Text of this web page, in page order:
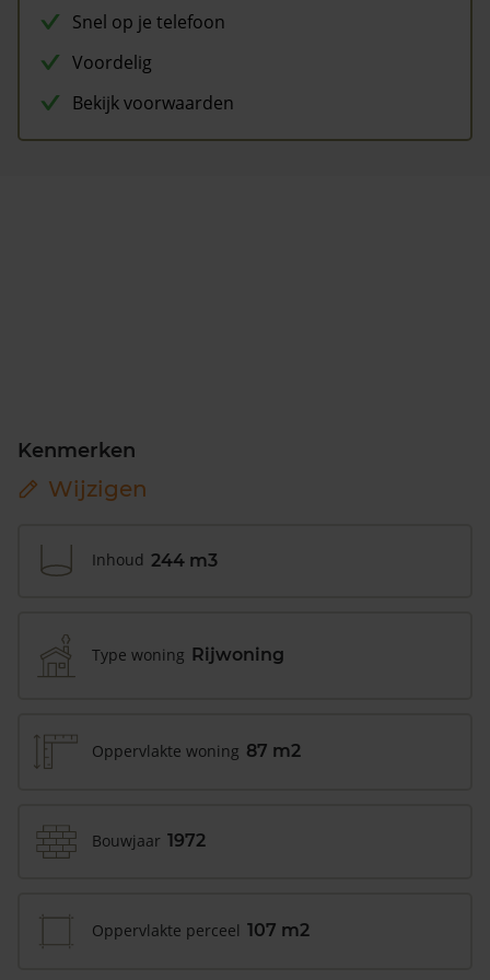
Snel op je telefoon
Voordelig
Bekijk voorwaarden
Kenmerken
Wijzigen
Inhoud 244 m3
Type woning Rijwoning
Oppervlakte woning 87 m2
Bouwjaar 1972
Oppervlakte perceel 107 m2